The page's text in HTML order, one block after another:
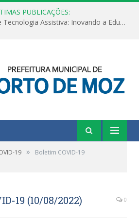
PUBLICAÇÕES:
Inteligência Artificial e Tecnologia Assistiva: Inovando a Educação Especial e Inclusiva
19 »
Boletim COVID-19
19 (10/08/2022) 0